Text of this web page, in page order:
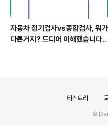
자동차 정기검사vs종합검사, 뭐가
다른거지? 드디어 이해했습니다..
티스토리
©